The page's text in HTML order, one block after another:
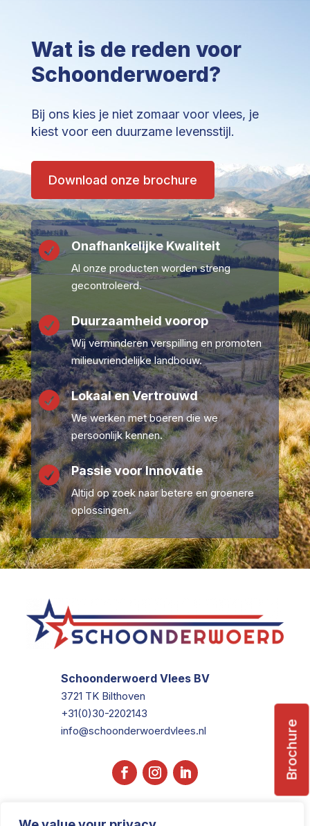
Wat is de reden voor
Schoonderwoerd?
Bij ons kies je niet zomaar voor vlees, je
kiest voor een duurzame levensstijl.
Download onze brochure
 Onafhankelijke Kwaliteit
Al onze producten worden streng
gecontroleerd.
 Duurzaamheid voorop
Wij verminderen verspilling en promoten
milieuvriendelijke landbouw.
 Lokaal en Vertrouwd
We werken met boeren die we
persoonlijk kennen.
 Passie voor Innovatie
Altijd op zoek naar betere en groenere
oplossingen.
Schoonderwoerd Vlees BV
3721 TK Bilthoven
+31(0)30-2202143
info@schoonderwoerdvlees.nl
Brochure